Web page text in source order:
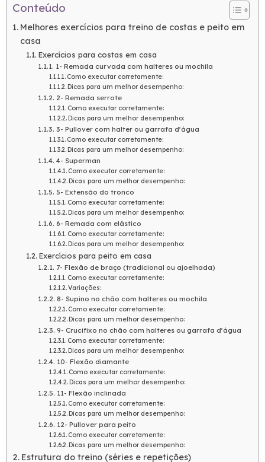
Conteúdo
Melhores exercícios para treino de costas e peito em
casa
Exercícios para costas em casa
1- Remada curvada com halteres ou mochila
Como executar corretamente:
Dicas para um melhor desempenho:
2- Remada serrote
Como executar corretamente:
Dicas para um melhor desempenho:
3- Pullover com halter ou garrafa d’água
Como executar corretamente:
Dicas para um melhor desempenho:
4- Superman
Como executar corretamente:
Dicas para um melhor desempenho:
5- Extensão do tronco
Como executar corretamente:
Dicas para um melhor desempenho:
6- Remada com elástico
Como executar corretamente:
Dicas para um melhor desempenho:
Exercícios para peito em casa
7- Flexão de braço (tradicional ou ajoelhada)
Como executar corretamente:
Variações:
8- Supino no chão com halteres ou mochila
Como executar corretamente:
Dicas para um melhor desempenho:
9- Crucifixo no chão com halteres ou garrafa d’água
Como executar corretamente:
Dicas para um melhor desempenho:
10- Flexão diamante
Como executar corretamente:
Dicas para um melhor desempenho:
11- Flexão inclinada
Como executar corretamente:
Dicas para um melhor desempenho:
12- Pullover para peito
Como executar corretamente:
Dicas para um melhor desempenho:
Estrutura do treino (séries e repetições)